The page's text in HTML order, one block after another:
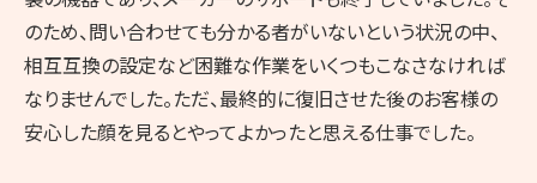
のため、問い合わせても分かる者がいないという状況の中、
相互互換の設定など困難な作業をいくつもこなさなければ
なりませんでした。ただ、最終的に復旧させた後のお客様の
安心した顔を見るとやってよかったと思える仕事でした。